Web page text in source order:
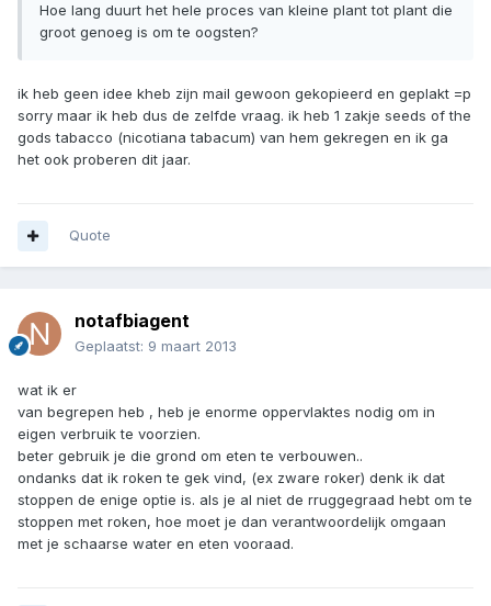
Hoe lang duurt het hele proces van kleine plant tot plant die
groot genoeg is om te oogsten?
ik heb geen idee kheb zijn mail gewoon gekopieerd en geplakt =p
sorry maar ik heb dus de zelfde vraag. ik heb 1 zakje seeds of the
gods tabacco (nicotiana tabacum) van hem gekregen en ik ga
het ook proberen dit jaar.
Quote
notafbiagent
Geplaatst: 9 maart 2013
wat ik er
van begrepen heb , heb je enorme oppervlaktes nodig om in
eigen verbruik te voorzien.
beter gebruik je die grond om eten te verbouwen..
ondanks dat ik roken te gek vind, (ex zware roker) denk ik dat
stoppen de enige optie is. als je al niet de rruggegraad hebt om te
stoppen met roken, hoe moet je dan verantwoordelijk omgaan
met je schaarse water en eten vooraad.